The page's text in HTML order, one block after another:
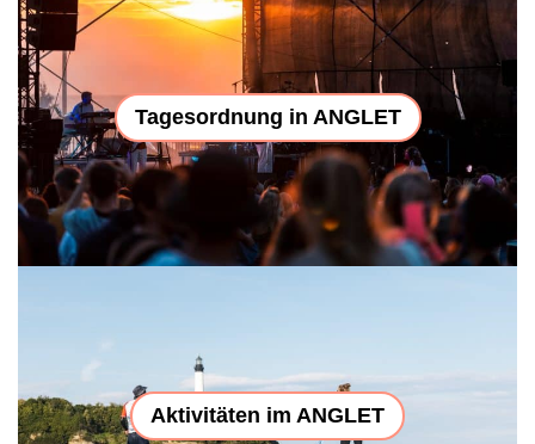
Tagesordnung in ANGLET
Aktivitäten im ANGLET